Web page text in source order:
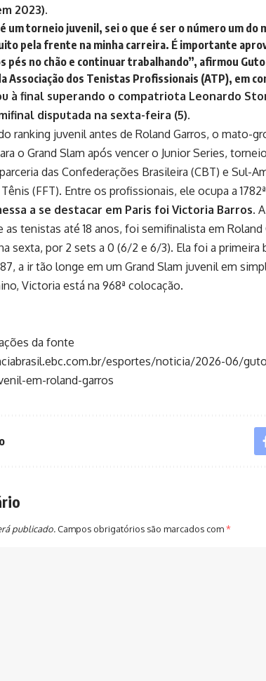
2023).
um torneio juvenil, sei o que é ser o número um do
pela frente na minha carreira. É importante
pés no chão e continuar trabalhando”, afirmou
Associação dos Tenistas Profissionais (ATP), em
à final superando o compatriota Leonardo
disputada na sexta-feira (5).
ranking juvenil antes de Roland Garros, o mato-
o Grand Slam após vencer o Junior Series,
das Confederações Brasileira (CBT) e Sul-
(FFT). Entre os profissionais, ele ocupa a
a se destacar em Paris foi Victoria Barros.
as tenistas até 18 anos, foi semifinalista em Roland
sexta, por 2 sets a 0 (6/2 e 6/3). Ela foi a primeira
a ir tão longe em um Grand Slam juvenil em
Victoria está na 968ª colocação.
da fonte
esportes/noticia/2026-06/
em-roland-garros
publicado. Campos obrigatórios são marcados com*